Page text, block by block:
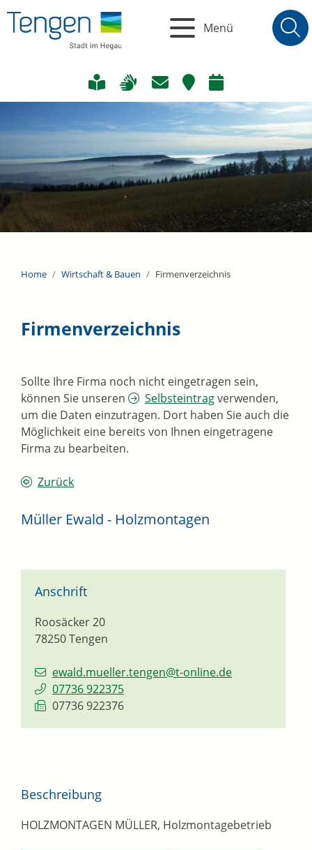
Menü
Home Wirtschaft & Bauen Firmenverzeichnis
Firmenverzeichnis
Sollte Ihre Firma noch nicht eingetragen sein,
können Sie unseren
Selbsteintragverwenden,
um die Daten einzutragen. Dort haben Sie auch die
Möglichkeit eine bereits von Ihnen eingetragene
Firma zu bearbeiten.
Zurück
Müller Ewald - Holzmontagen
Anschrift
Roosäcker 20
78250Tengen
ewald.mueller.tengen@t-online.de
07736 922375
07736 922376
Beschreibung
HOLZMONTAGEN MÜLLER, Holzmontagebetrieb